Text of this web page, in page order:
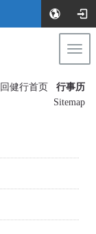
回健行首页
行事历
Sitemap